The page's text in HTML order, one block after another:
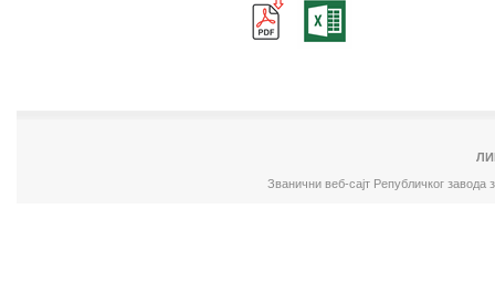
Званични веб-сајт Републичког